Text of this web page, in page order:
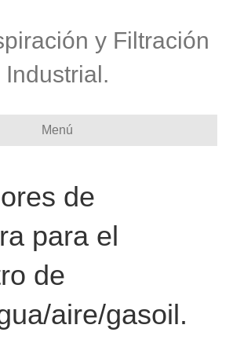
y Filtración
Industrial.
Menú
de
para el
de
aire/gasoil.